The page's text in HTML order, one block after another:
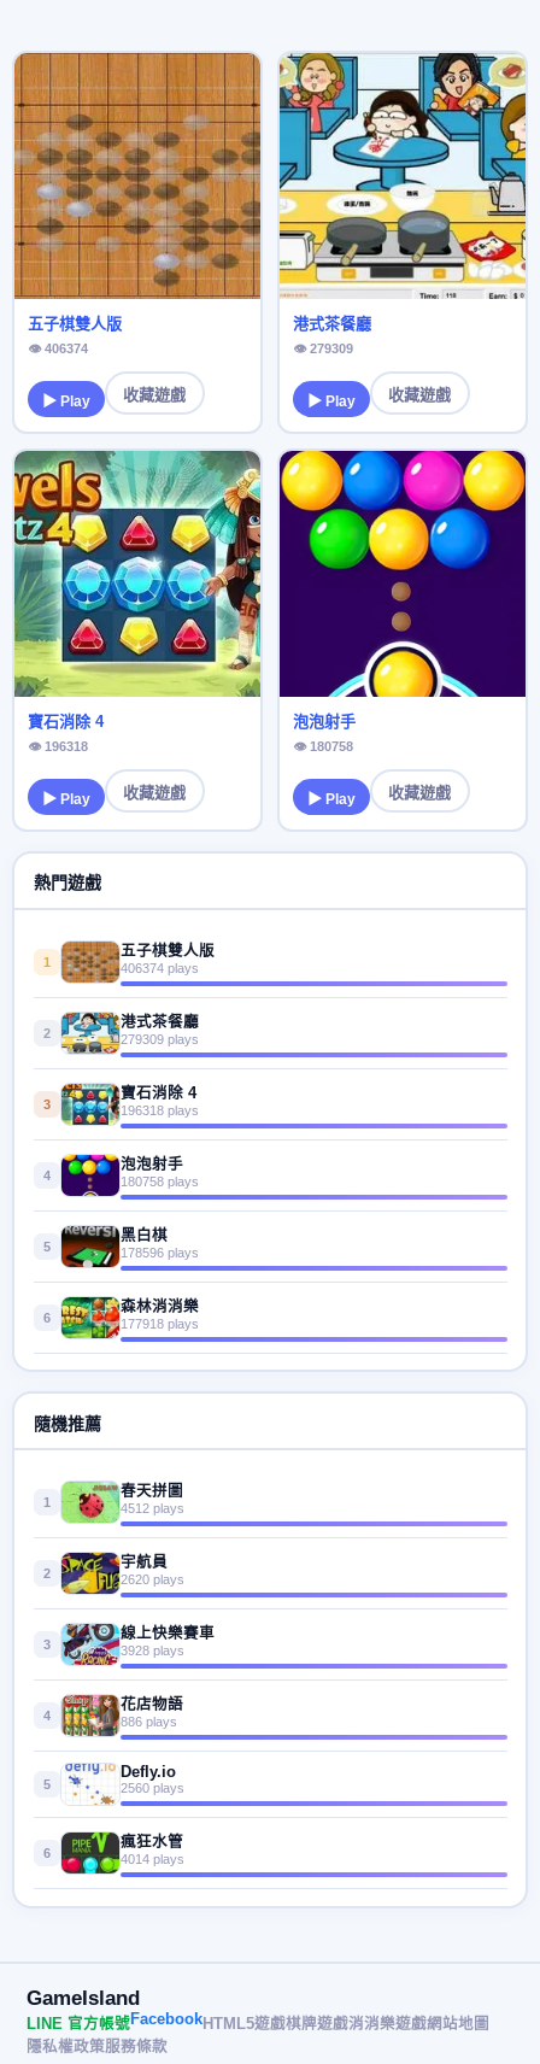
五子棋雙人版
👁 406374
▶ Play 收藏遊戲
港式茶餐廳
👁 279309
▶ Play 收藏遊戲
寶石消除 4
👁 196318
▶ Play 收藏遊戲
泡泡射手
👁 180758
▶ Play 收藏遊戲
熱門遊戲
1
五子棋雙人版
406374 plays
2
港式茶餐廳
279309 plays
3
寶石消除 4
196318 plays
4
泡泡射手
180758 plays
5
黑白棋
178596 plays
6
森林消消樂
177918 plays
隨機推薦
1
春天拼圖
4512 plays
2
宇航員
2620 plays
3
線上快樂賽車
3928 plays
4
花店物語
886 plays
5
Defly.io
2560 plays
6
瘋狂水管
4014 plays
GameIsland
LINE 官方帳號FacebookHTML5遊戲棋牌遊戲消消樂遊戲網站地圖
隱私權政策服務條款